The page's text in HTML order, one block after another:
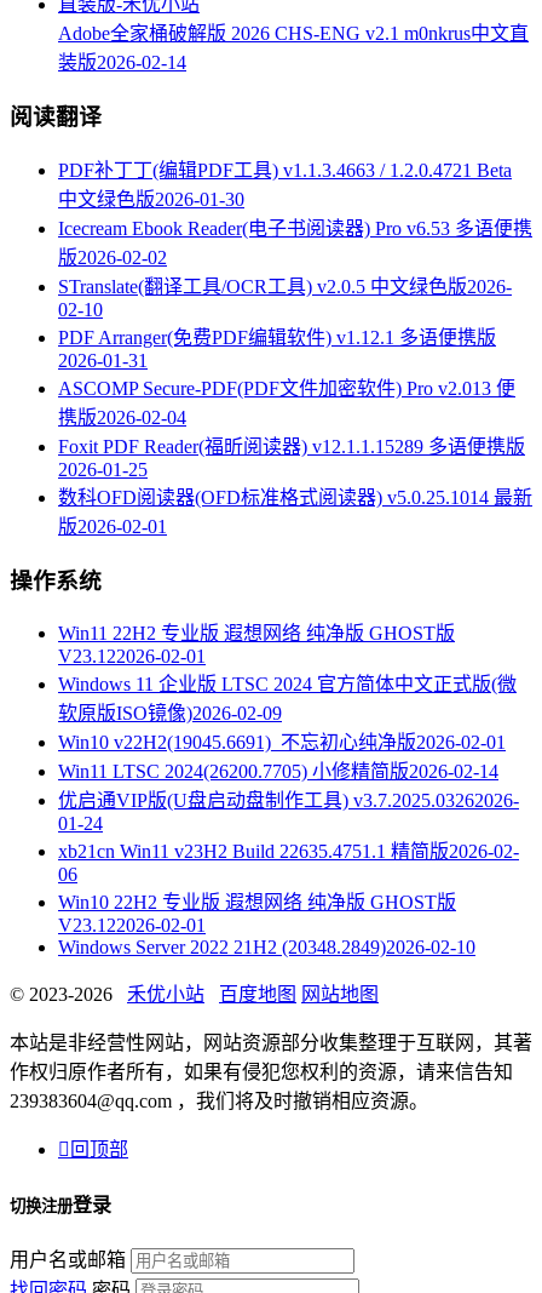
Adobe全家桶破解版 2026 CHS-ENG v2.1 m0nkrus中文直
装版2026-02-14
阅读翻译
PDF补丁丁(编辑PDF工具) v1.1.3.4663 / 1.2.0.4721 Beta
中文绿色版2026-01-30
Icecream Ebook Reader(电子书阅读器) Pro v6.53 多语便携
版2026-02-02
STranslate(翻译工具/OCR工具) v2.0.5 中文绿色版2026-
02-10
PDF Arranger(免费PDF编辑软件) v1.12.1 多语便携版
2026-01-31
ASCOMP Secure-PDF(PDF文件加密软件) Pro v2.013 便
携版2026-02-04
Foxit PDF Reader(福昕阅读器) v12.1.1.15289 多语便携版
2026-01-25
数科OFD阅读器(OFD标准格式阅读器) v5.0.25.1014 最新
版2026-02-01
操作系统
Win11 22H2 专业版 遐想网络 纯净版 GHOST版
V23.122026-02-01
Windows 11 企业版 LTSC 2024 官方简体中文正式版(微
软原版ISO镜像)2026-02-09
Win10 v22H2(19045.6691)_不忘初心纯净版2026-02-01
Win11 LTSC 2024(26200.7705) 小修精简版2026-02-14
优启通VIP版(U盘启动盘制作工具) v3.7.2025.03262026-
01-24
xb21cn Win11 v23H2 Build 22635.4751.1 精简版2026-02-
06
Win10 22H2 专业版 遐想网络 纯净版 GHOST版
V23.122026-02-01
Windows Server 2022 21H2 (20348.2849)2026-02-10
© 2023-2026 禾优小站 百度地图 网站地图
本站是非经营性网站，网站资源部分收集整理于互联网，其著
作权归原作者所有，如果有侵犯您权利的资源，请来信告知
239383604@qq.com ，我们将及时撤销相应资源。
 回顶部
切换注册登录
用户名或邮箱